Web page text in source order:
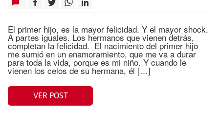
El primer hijo, es la mayor felicidad. Y el mayor shock.
A partes iguales. Los hermanos que vienen detrás,
completan la felicidad. El nacimiento del primer hijo
me sumió en un enamoramiento, que me va a durar
para toda la vida, porque es mi niño. Y cuando le
vienen los celos de su hermana, él […]
VER POST